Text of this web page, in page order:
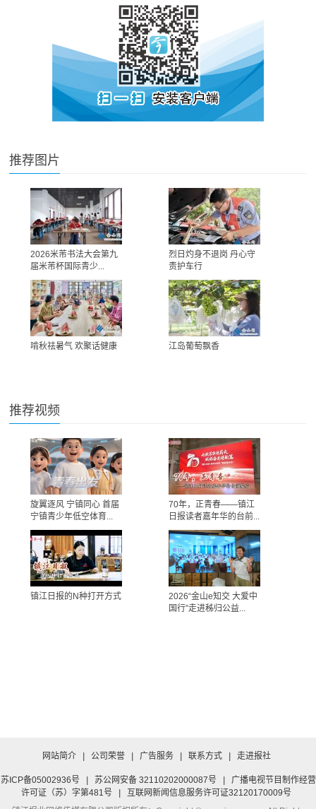
推荐图片
2026米芾书法大会第九
届米芾杯国际青少...
烈日灼身不退岗 丹心守
责护车行
啃秋祛暑气 欢聚话健康 江岛葡萄飘香
推荐视频
旋翼逐风 宁镇同心 首届
宁镇青少年低空体育...
70年，正青春——镇江
日报读者嘉年华的台前...
镇江日报的N种打开方式
2026“金山e知交 大爱中
国行”走进秭归公益...
网站简介 | 公司荣誉 | 广告服务 | 联系方式 | 走进报社
苏ICP备05002936号 | 苏公网安备 32110202000087号 |
广播电视节目制作经营
许可证（苏）字第481号
|
互联网新闻信息服务许可证32120170009号